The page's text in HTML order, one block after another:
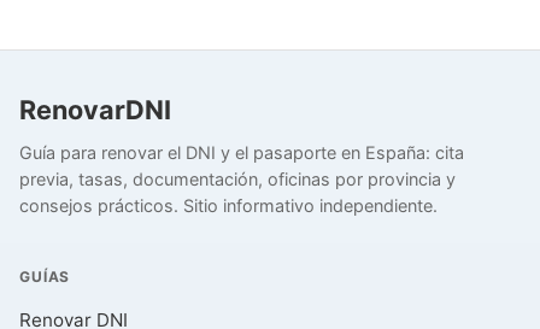
RenovarDNI
Guía para renovar el DNI y el pasaporte en España: cita
previa, tasas, documentación, oficinas por provincia y
consejos prácticos. Sitio informativo independiente.
GUÍAS
Renovar DNI